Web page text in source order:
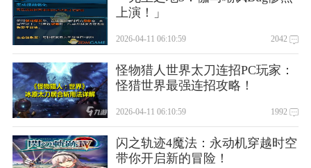
上演！」
2026-04-11 06:10:59 2042
怪物猎人世界太刀连招PC玩家：
怪猎世界最强连招攻略！
2026-04-11 06:10:59 1992
闪之轨迹4魔法：永动机穿越时空
带你开启新的冒险！